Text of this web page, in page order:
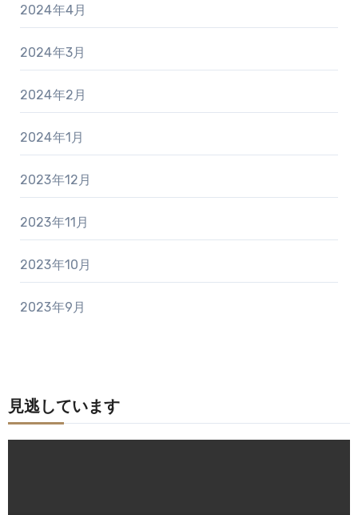
2024年4月
2024年3月
2024年2月
2024年1月
2023年12月
2023年11月
2023年10月
2023年9月
見逃しています